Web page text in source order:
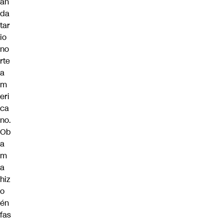
da
tar
io
no
rte
a
m
eri
ca
no.
Ob
a
m
a
hiz
o
én
fas